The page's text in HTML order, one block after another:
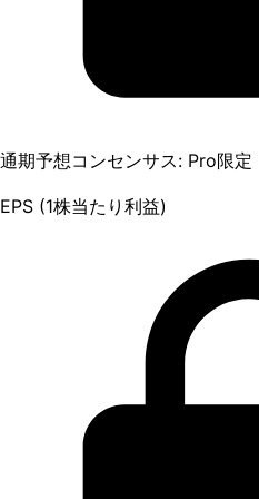
通期予想コンセンサス: Pro限定
EPS (1株当たり利益)